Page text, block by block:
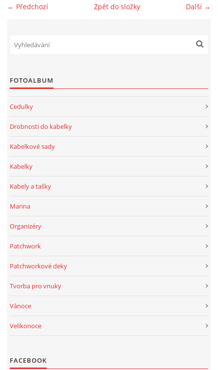
← Předchozí Další →
Zpět do složky
FOTOALBUM
Cedulky
Drobnosti do kabelky
Kabelkové sady
Kabelky
Kabely a tašky
Marina
Organizéry
Patchwork
Patchworkové deky
Tvorba pro vnuky
Vánoce
Velikonoce
FACEBOOK